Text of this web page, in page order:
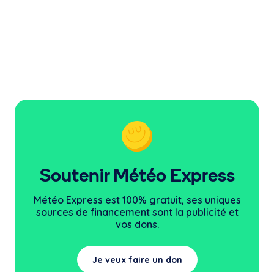
Soutenir Météo Express
Météo Express est 100% gratuit, ses uniques
sources de financement sont la publicité et
vos dons.
Je veux faire un don